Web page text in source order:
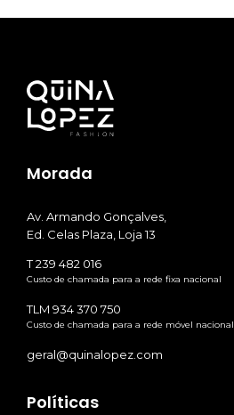
Morada
Av. Armando Gonçalves,
Ed. Celas Plaza, Loja 13
T 239 482 016
Custo de chamada para a rede fixa nacional
TLM 934 370 750
Custo de chamada para a rede móvel nacional
geral@quinalopez.com
Políticas